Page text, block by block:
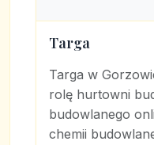
Targa
Targa w
rolę hurtowni
budowlanego
chemii